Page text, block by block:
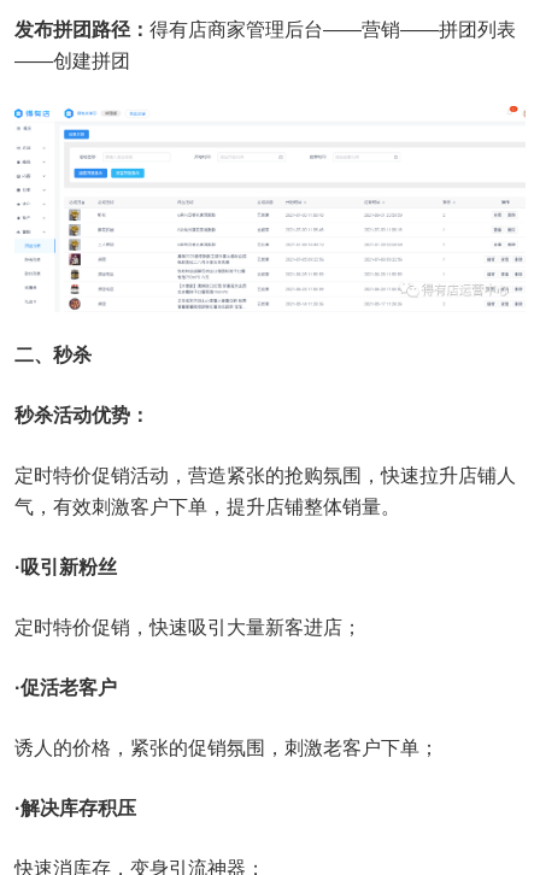
发布拼团路径： 得有店商家管理后台——营销——拼团列表
——创建拼团
二、秒杀
秒杀活动优势：
定时特价促销活动，营造紧张的抢购氛围，快速拉升店铺人
气，有效刺激客户下单，提升店铺整体销量。
·吸引新粉丝
定时特价促销，快速吸引大量新客进店；
·促活老客户
诱人的价格，紧张的促销氛围，刺激老客户下单；
·解决库存积压
快速消库存，变身引流神器；